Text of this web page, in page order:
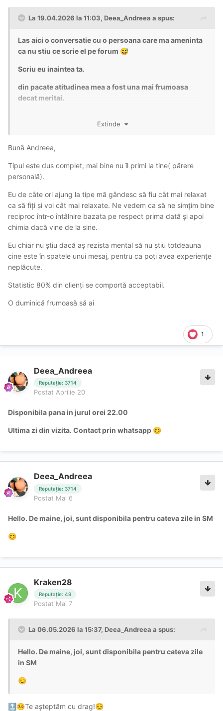
La 19.04.2026 la 11:03, Deea_Andreea a spus:
Las aici o conversatie cu o persoana care ma ameninta
ca nu stiu ce scrie el pe forum 😅
Scriu eu inaintea ta.
din pacate atitudinea mea a fost una mai frumoasa
decat meritai.
https://postimg.cc/gallery/QjcffQB
Extinde
Bună Andreea,
Tipul este dus complet, mai bine nu îl primi la tine( părere
personală).
Eu de câte ori ajung la tipe mă gândesc să fiu cât mai relaxat
ca să fiți și voi cât mai relaxate. Ne vedem ca să ne simțim bine
reciproc într-o întâlnire bazata pe respect prima dată și apoi
chimia dacă vine de la sine.
Eu chiar nu știu dacă aș rezista mental să nu știu totdeauna
cine este în spatele unui mesaj, pentru ca poți avea experiențe
neplăcute.
Statistic 80% din clienți se comportă acceptabil.
O duminică frumoasă să ai
1
Deea_Andreea
Reputație: 3714
Postat Aprilie 20
Disponibila pana in jurul orei 22.00
Ultima zi din vizita. Contact prin whatsapp 😊
Deea_Andreea
Reputație: 3714
Postat Mai 6
Hello. De maine, joi, sunt disponibila pentru cateva zile in SM
😊
Kraken28
Reputație: 49
Postat Mai 7
La 06.05.2026 la 15:37, Deea_Andreea a spus:
Hello. De maine, joi, sunt disponibila pentru cateva zile
in SM
😊
🔝 🤒Te așteptăm cu drag!☺️